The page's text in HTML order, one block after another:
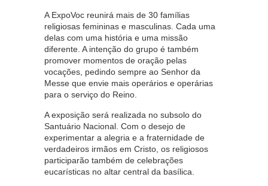
A ExpoVoc reunirá mais de 30 famílias
religiosas femininas e masculinas. Cada uma
delas com uma história e uma missão
diferente. A intenção do grupo é também
promover momentos de oração pelas
vocações, pedindo sempre ao Senhor da
Messe que envie mais operários e operárias
para o serviço do Reino.
A exposição será realizada no subsolo do
Santuário Nacional. Com o desejo de
experimentar a alegria e a fraternidade de
verdadeiros irmãos em Cristo, os religiosos
participarão também de celebrações
eucarísticas no altar central da basílica.